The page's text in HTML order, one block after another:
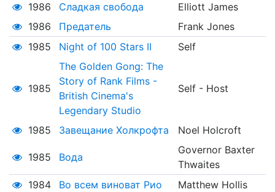
1986
Сладкая свобода
Elliott James
1986
Предатель
Frank Jones
1985
Night of 100 Stars II Self
1985
The Golden Gong: The
Story of Rank Films -
British Cinema's
Legendary Studio
Self - Host
1985 Завещание Холкрофта Noel Holcroft
1985 Вода
Governor Baxter
Thwaites
1984
Во всем виноват Рио
Matthew Hollis